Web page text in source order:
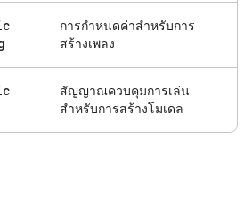
การกำหนดค่าสำหรับการ
สร้างเพลง
สัญญาณควบคุมการเล่น
สำหรับการสร้างโมเดล